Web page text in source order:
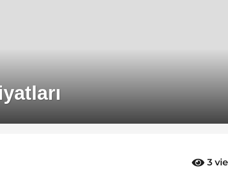
3